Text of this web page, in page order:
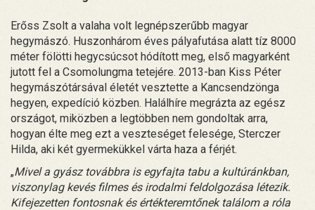
Erőss Zsolt a valaha volt legnépszerűbb magyar
hegymászó. Huszonhárom éves pályafutása alatt tíz 8000
méter fölötti hegycsúcsot hódított meg, első magyarként
jutott fel a Csomolungma tetejére. 2013-ban Kiss Péter
hegymászótársával életét vesztette a Kancsendzönga
hegyen, expedíció közben. Halálhíre megrázta az egész
országot, miközben a legtöbben nem gondoltak arra,
hogyan élte meg ezt a veszteséget felesége, Sterczer
Hilda, aki két gyermekükkel várta haza a férjét.
„Mivel a gyász továbbra is egyfajta tabu a kultúránkban,
viszonylag kevés filmes és irodalmi feldolgozása létezik.
Kifejezetten fontosnak és értékteremtőnek találom a róla